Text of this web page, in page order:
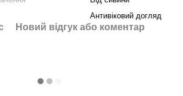
Антивіковий догляд
Новий відгук або коментар